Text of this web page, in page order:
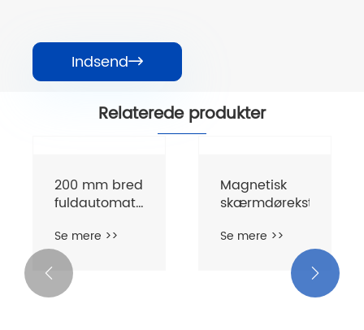
Indsend
Relaterede produkter
200 mm bred
 